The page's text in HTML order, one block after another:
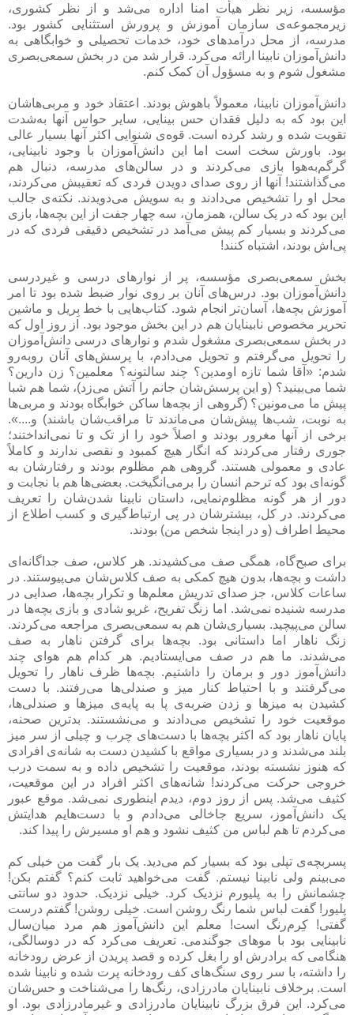
مؤسسه، زیر نظر هیأت امنا اداره می‌شد و از نظر کشوری،
زیرمجموعه‌ی سازمان آموزش و پرورش استثنایی کشور بود.
مدرسه، از محل درآمدهای خود، خدمات تحصیلی و خوابگاهی به
دانش‌آموزان نابینا ارائه می‌کرد. قرار شد من در بخش سمعی‌بصری
مشغول شوم و به مسؤول آن کمک کنم.
دانش‌آموزان نابینا، معمولاً باهوش بودند. اعتقاد خود و مربی‌هاشان
این بود که به دلیل فقدان حس بینایی، سایر حواس آنها به‌شدت
تقویت شده و رشد کرده است. قوه‌ی شنوایی اکثر آنها بسیار عالی
بود. باورش سخت است اما این دانش‌آموزان با وجود نابینایی،
گرگم‌به‌هوا بازی می‌کردند و در سالن‌های مدرسه، دنبال هم
می‌گذاشتند! آنها از روی صدای دویدن فردی که تعقیبش می‌کردند،
محل او را تشخیص می‌دادند و به سویش می‌دویدند. نکته‌ی جالب
این بود که در یک سالن، همزمان، سه چهار جفت از این بچه‌ها، بازی
می‌کردند و بسیار کم پیش می‌آمد در تشخیص دقیقی فردی که در
پی‌اش بودند، اشتباه کنند!
بخش سمعی‌بصری مؤسسه، پر از نوارهای درسی و غیردرسی
دانش‌آموزان بود. درس‌های آنان بر روی نوار ضبط شده بود تا امر
آموزش بچه‌ها، آسان‌تر انجام شود. کتاب‌هایی با خط بِریل و ماشین
تحریر مخصوص نابینایان هم در این بخش موجود بود. از روز اول که
در بخش سمعی‌بصری مشغول شدم و نوارهای درسی دانش‌آموزان
را تحویل می‌گرفتم و تحویل می‌دادم، با پرسش‌های آنان روبه‌رو
شدم: «آقا شما تازه اومدین؟ چند سالتونه؟ معلمین؟ زن دارین؟
شما می‌بینید؟ (و این پرسش‌شان جانم را آتش می‌زد)، شما هم شبا
پیش ما می‌مونین؟ (گروهی از بچه‌ها ساکن خوابگاه بودند و مربی‌ها
به نوبت، شب‌ها پیش‌شان می‌ماندند تا مراقب‌شان باشند) و....».
برخی از آنها مغرور بودند و اصلاً خود را از تک و تا نمی‌انداختند؛
جوری رفتار می‌کردند که انگار هیچ کمبود و نقصی ندارند و کاملاً
عادی و معمولی هستند. گروهی هم مظلوم بودند و رفتارشان به
گونه‌ای بود که ترحم انسان را برمی‌انگیخت. بعضی‌ها هم با نجابت و
دور از هر گونه مظلوم‌نمایی، داستان نابینا شدن‌شان را تعریف
می‌کردند. در کل، بیشترشان در پی ارتباط‌گیری و کسب اطلاع از
محیط اطراف (و در اینجا شخص من) بودند.
برای صبح‌گاه، همگی صف می‌کشیدند. هر کلاس، صف جداگانه‌ای
داشت و بچه‌ها، بدون هیچ کمکی به صف کلاس‌شان می‌پیوستند. در
ساعات کلاس، جز صدای تدریش معلم‌ها و تکرار بچه‌ها، صدایی در
مدرسه شنیده نمی‌شد. اما زنگ تفریح، غریو شادی و بازی بچه‌ها در
سالن می‌پیچید. بسیاری‌شان هم به سمعی‌بصری مراجعه می‌کردند.
زنگ ناهار اما داستانی بود. بچه‌ها برای گرفتن ناهار به صف
می‌شدند. ما هم در صف می‌ایستادیم. هر کدام هم هوای چند
دانش‌آموز دور و برمان را داشتیم. بچه‌ها ظرف ناهار را تحویل
می‌گرفتند و با احتیاط کنار میز و صندلی‌ها می‌رفتند. با دست
کشیدن به میزها و زدن ضربه‌ی پا به پایه‌ی میزها و صندلی‌ها،
موقعیت خود را تشخیص می‌دادند و می‌نشستند. بدترین صحنه،
پایان ناهار بود که اکثر بچه‌ها با دست‌های چرب و چیلی از سر میز
بلند می‌شدند و در بسیاری مواقع با کشیدن دست به شانه‌ی افرادی
که هنوز نشسته بودند، موقعیت را تشخیص داده و به سمت درب
خروجی حرکت می‌کردند! شانه‌های اکثر افراد در این موقعیت،
کثیف می‌شد. پس از روز دوم، دیدم اینطوری نمی‌شد. موقع عبور
یک دانش‌آموز، سریع جاخالی می‌دادم و با دست‌هایم هدایتش
می‌کردم تا هم لباس من کثیف نشود و هم او مسیرش را پیدا کند.
پسربچه‌ی تپلی بود که بسیار کم می‌دید. یک بار گفت من خیلی کم
می‌بینم ولی نابینا نیستم. گفت می‌خواهید ثابت کنم؟ گفتم بکن!
چشمانش را به پلیورم نزدیک کرد. خیلی نزدیک. حدود دو سانتی
پلیور! گفت لباس شما رنگ روشن است. خیلی روشن! گفتم درست
گفتی! کِرم‌رنگ است! معلم این دانش‌آموز هم مرد میان‌سال
نابینایی بود با موهای جوگندمی. تعریف می‌کرد که در دوسالگی،
هنگامی که برادرش او را بغل کرده و قصد پریدن از عرض رودخانه
را داشته، با سر روی سنگ‌های کف رودخانه پرت شده و نابینا شده
است. برخلاف نابینایان مادرزادی، رنگ‌ها را می‌شناخت و حس‌شان
می‌کرد. این فرق بزرگ نابینایان مادرزادی و غیرمادرزادی بود. او